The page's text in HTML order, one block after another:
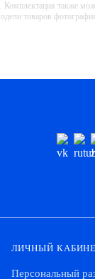
также
товаров
ЛИЧНЫЙ
Персональный